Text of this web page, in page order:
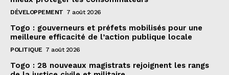
DÉVELOPPEMENT 7 août 2026
Togo : gouverneurs et préfets mobilisés pour une
meilleure efficacité de l’action publique locale
POLITIQUE 7 août 2026
Togo : 28 nouveaux magistrats rejoignent les rangs